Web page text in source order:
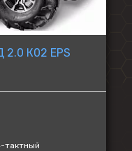
2.0 К02 EPS
тактный